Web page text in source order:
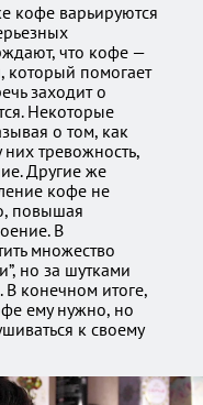
кофе варьируются
что кофе —
который помогает
заходит о
Некоторые
о том, как
тревожность,
Другие же
кофе не
повышая
В
множество
но за шутками
В конечном итоге,
ему нужно, но
к своему